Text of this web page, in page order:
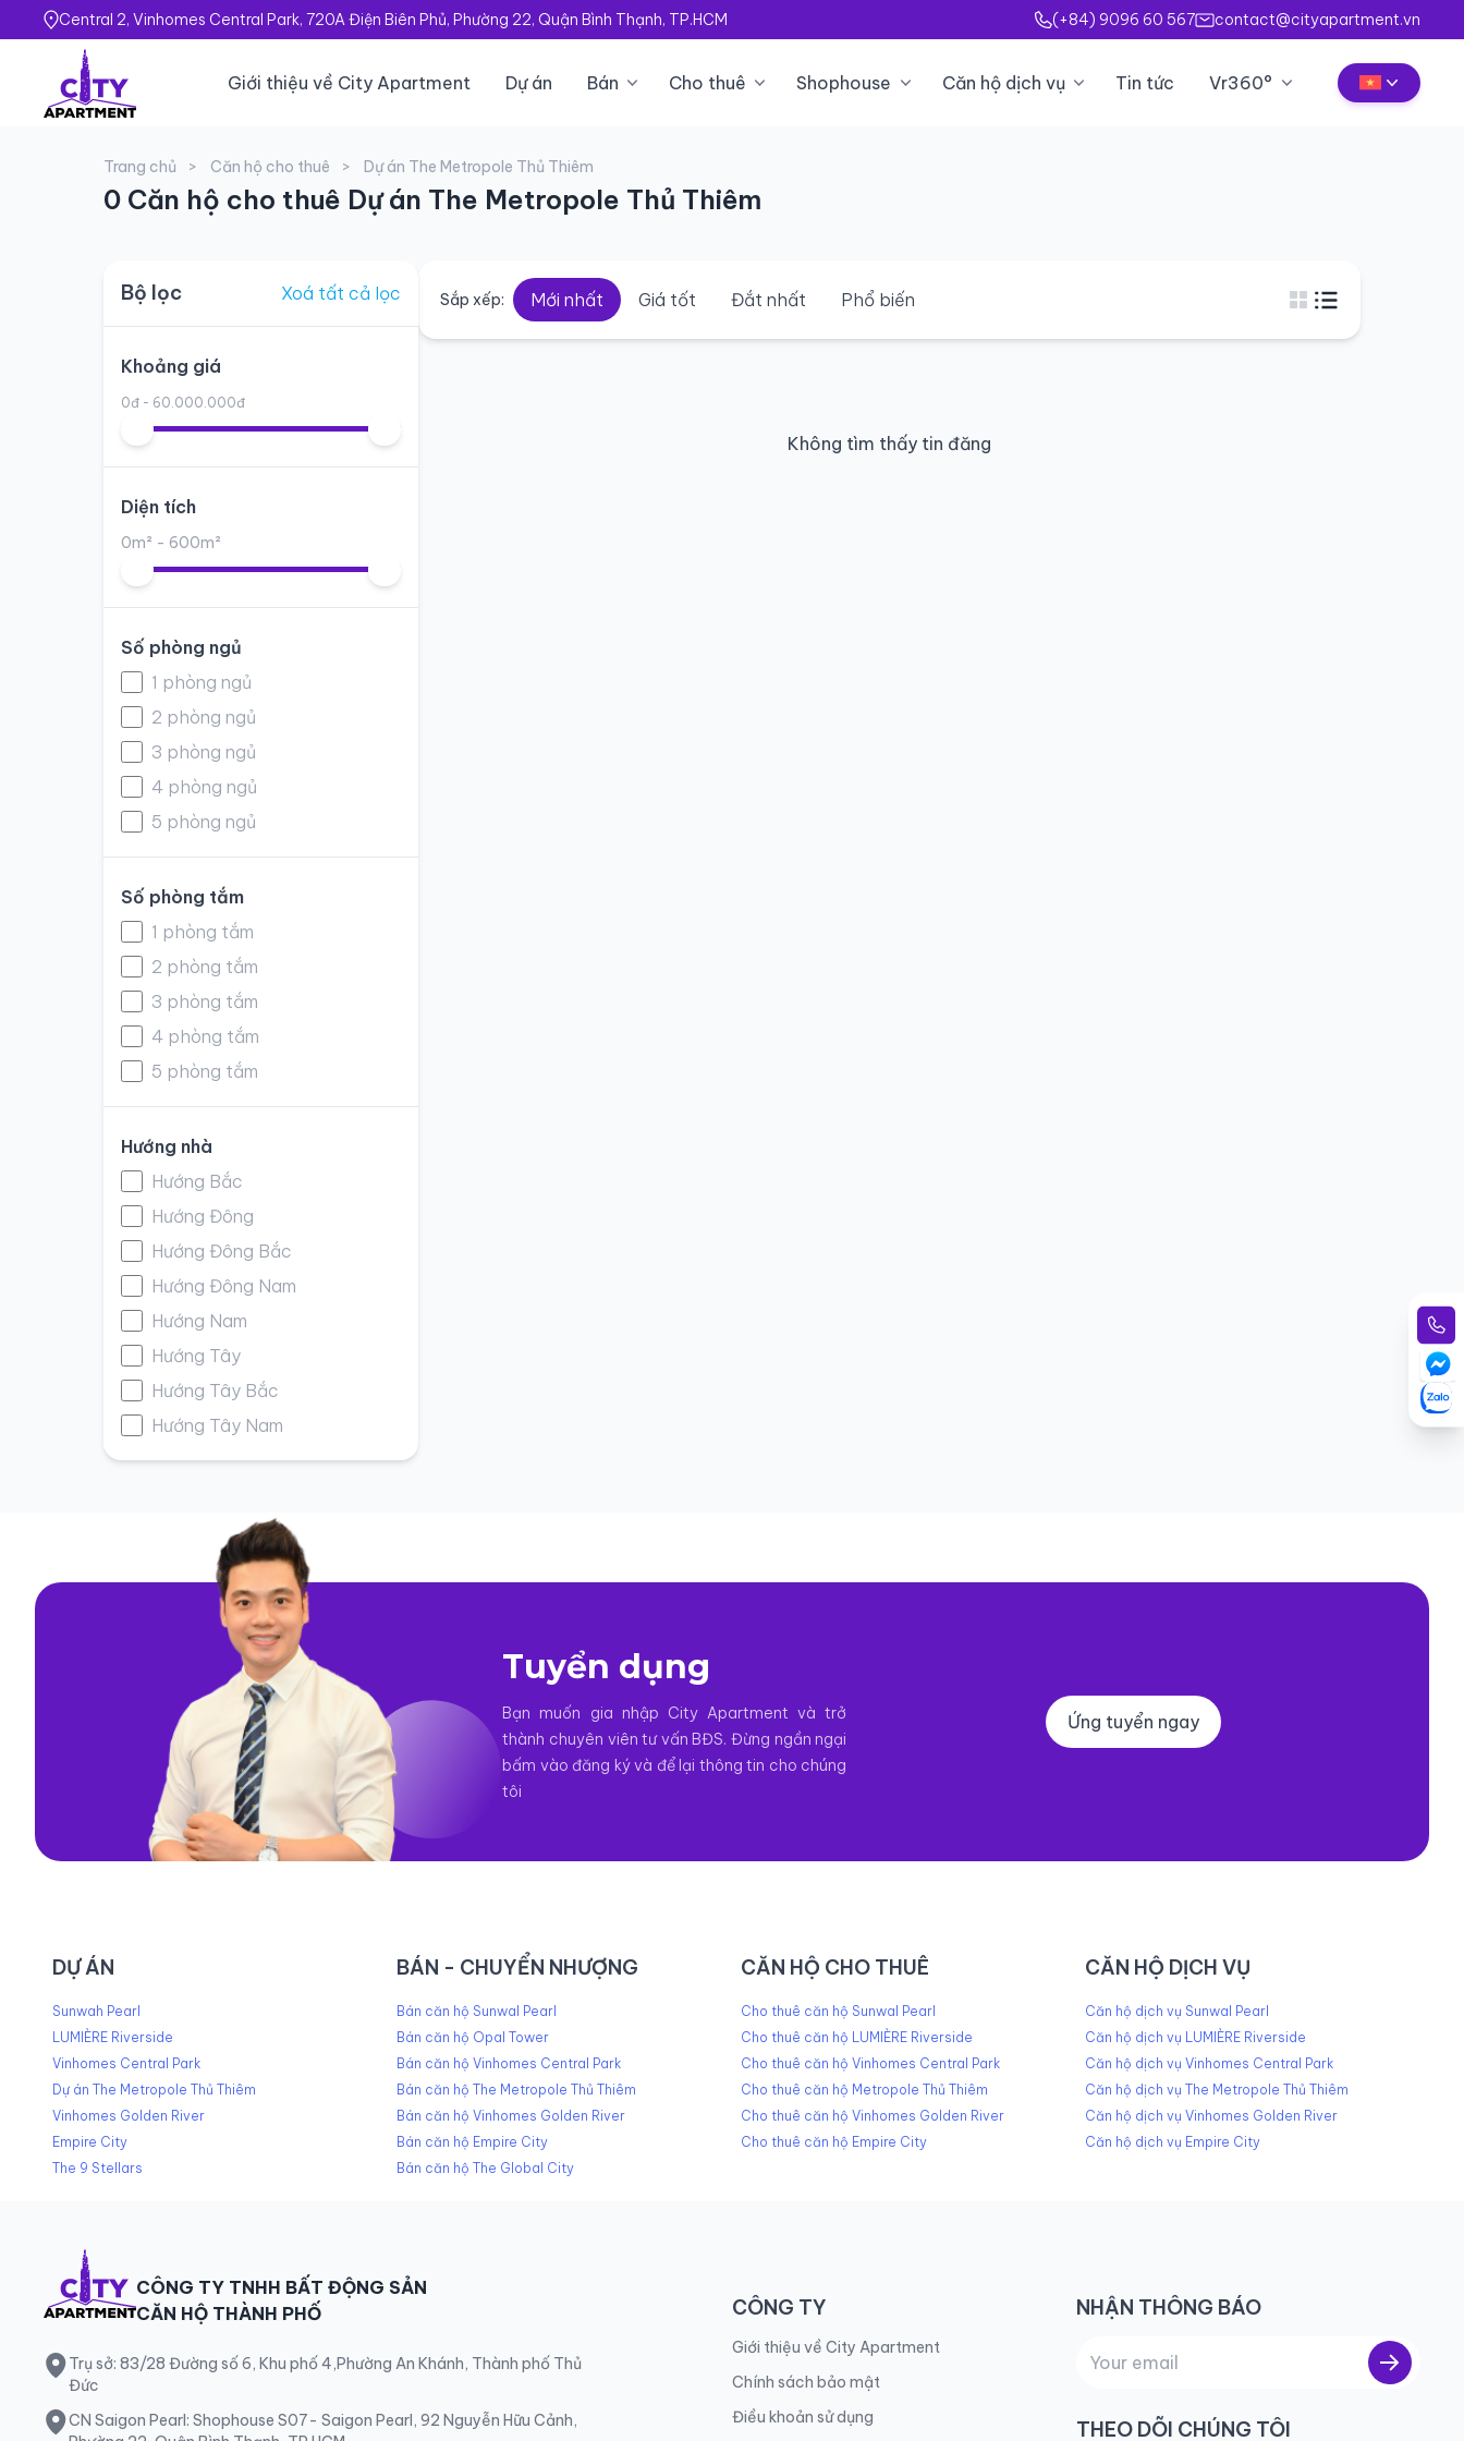
Central 2, Vinhomes Central Park, 720A Điện Biên Phủ, Phường 22, Quận Bình Thạnh, TP.HCM (+84) 9096 60 567 contact@cityapartment.vn
Giới thiệu về City Apartment Dự án Bán Cho thuê Shophouse Căn hộ dịch vụ Tin tức Vr360°
Trang chủ Căn hộ cho thuê Dự án The Metropole Thủ Thiêm
0 Căn hộ cho thuê Dự án The Metropole Thủ Thiêm
Sắp xếp: Mới nhất Giá tốt Đắt nhất Phổ biến
Không tìm thấy tin đăng
Bộ lọc Xoá tất cả lọc
Khoảng giá
0đ - 60.000.000đ
Diện tích
0m² - 600m²
Số phòng ngủ
1 phòng ngủ
2 phòng ngủ
3 phòng ngủ
4 phòng ngủ
5 phòng ngủ
Số phòng tắm
1 phòng tắm
2 phòng tắm
3 phòng tắm
4 phòng tắm
5 phòng tắm
Hướng nhà
Hướng Bắc
Hướng Đông
Hướng Đông Bắc
Hướng Đông Nam
Hướng Nam
Hướng Tây
Hướng Tây Bắc
Hướng Tây Nam
Tuyển dụng
Bạn muốn gia nhập City Apartment và trở
thành chuyên viên tư vấn BĐS. Đừng ngần ngại
bấm vào đăng ký và để lại thông tin cho chúng
tôi
Ứng tuyển ngay
DỰ ÁN
Sunwah Pearl
LUMIÈRE Riverside
Vinhomes Central Park
Dự án The Metropole Thủ Thiêm
Vinhomes Golden River
Empire City
The 9 Stellars
BÁN - CHUYỂN NHƯỢNG
Bán căn hộ Sunwal Pearl
Bán căn hộ Opal Tower
Bán căn hộ Vinhomes Central Park
Bán căn hộ The Metropole Thủ Thiêm
Bán căn hộ Vinhomes Golden River
Bán căn hộ Empire City
Bán căn hộ The Global City
CĂN HỘ CHO THUÊ
Cho thuê căn hộ Sunwal Pearl
Cho thuê căn hộ LUMIÈRE Riverside
Cho thuê căn hộ Vinhomes Central Park
Cho thuê căn hộ Metropole Thủ Thiêm
Cho thuê căn hộ Vinhomes Golden River
Cho thuê căn hộ Empire City
CĂN HỘ DỊCH VỤ
Căn hộ dịch vụ Sunwal Pearl
Căn hộ dịch vụ LUMIÈRE Riverside
Căn hộ dịch vụ Vinhomes Central Park
Căn hộ dịch vụ The Metropole Thủ Thiêm
Căn hộ dịch vụ Vinhomes Golden River
Căn hộ dịch vụ Empire City
CÔNG TY TNHH BẤT ĐỘNG SẢN
CĂN HỘ THÀNH PHỐ
Trụ sở: 83/28 Đường số 6, Khu phố 4,Phường An Khánh, Thành phố Thủ
Đức
CN Saigon Pearl: Shophouse S07- Saigon Pearl, 92 Nguyễn Hữu Cảnh,
CÔNG TY
Giới thiệu về City Apartment
Chính sách bảo mật
Điều khoản sử dụng
NHẬN THÔNG BÁO
THEO DÕI CHÚNG TÔI